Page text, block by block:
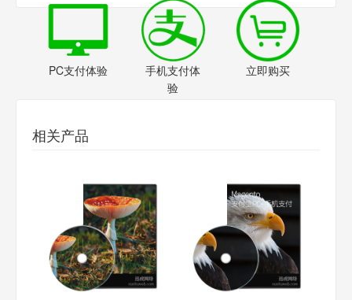
PC支付体验
手机支付体
验
立即购买
相关产品